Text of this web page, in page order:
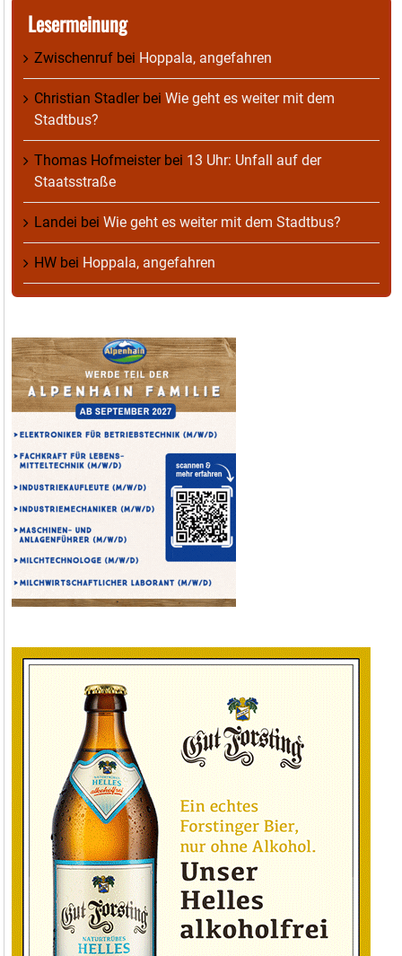
Lesermeinung
Zwischenruf bei Hoppala, angefahren
Christian Stadlerbei Wie geht es weiter mit dem
Stadtbus?
Thomas Hofmeisterbei 13 Uhr: Unfall auf der
Staatsstraße
Landei bei Wie geht es weiter mit dem Stadtbus?
HW bei Hoppala, angefahren